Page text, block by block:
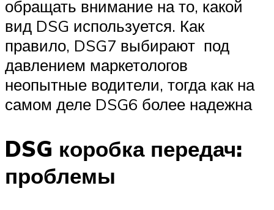
обращать внимание на то, какой
вид DSG используется. Как
правило, DSG7 выбирают под
давлением маркетологов
неопытные водители, тогда как на
самом деле DSG6 более надежна
DSG коробка передач:
проблемы